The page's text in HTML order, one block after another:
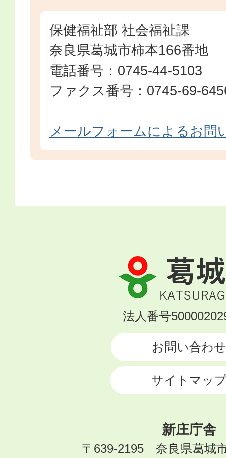
保健福祉部 社会福祉課
奈良県葛城市柿本166番地
電話番号：0745-44-5103
ファクス番号：0745-69-
メールフォームによるお問
葛
城
市
KATSURAGI
法人番号
お問い合わせ
サイトマッ
新庄庁舎
〒639-2195 奈良県葛城